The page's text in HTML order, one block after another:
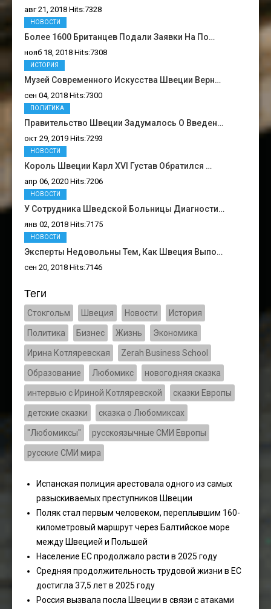
авг 21, 2018 Hits:7328
Более 1600 Британцев Подали Заявки На По…
нояб 18, 2018 Hits:7308
НОВОСТИ
Музей Современного Искусства Швеции Верн…
сен 04, 2018 Hits:7300
ИСТОРИЯ
Правительство Швеции Задумалось О Введен…
окт 29, 2019 Hits:7293
ПОЛИТИКА
Король Швеции Карл XVI Густав Обратился …
апр 06, 2020 Hits:7206
НОВОСТИ
У Сотрудника Шведской Больницы Диагности…
янв 02, 2018 Hits:7175
НОВОСТИ
Эксперты Недовольны Тем, Как Швеция Выпо…
сен 20, 2018 Hits:7146
НОВОСТИ
Теги
Стокгольм Швеция Новости История
Политика Бизнес Жизнь Экономика
Ирина Котляревская Zerah Business School
Образование Любомикс новогодняя сказка
интервью с Ириной Котляревской сказки Европы
детские сказки сказка о Любомиксах
"Любомиксы" русскоязычные СМИ Европы
русские СМИ мира
Испанская полиция арестовала одного из самых
разыскиваемых преступников Швеции
Поляк стал первым человеком, переплывшим 160-
километровый маршрут через Балтийское море
между Швецией и Польшей
Население ЕС продолжало расти в 2025 году
Средняя продолжительность трудовой жизни в ЕС
достигла 37,5 лет в 2025 году
Россия вызвала посла Швеции в связи с атаками